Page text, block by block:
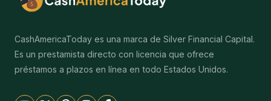
CashAmericaToday es una marca de Silver Financial Capital.
Es un prestamista directo con licencia que ofrece
préstamos a plazos en línea en todo Estados Unidos.